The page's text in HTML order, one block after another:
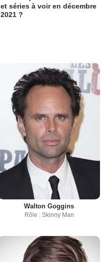
et séries à voir en décembre
2021 ?
Walton Goggins
Rôle : Skinny Man